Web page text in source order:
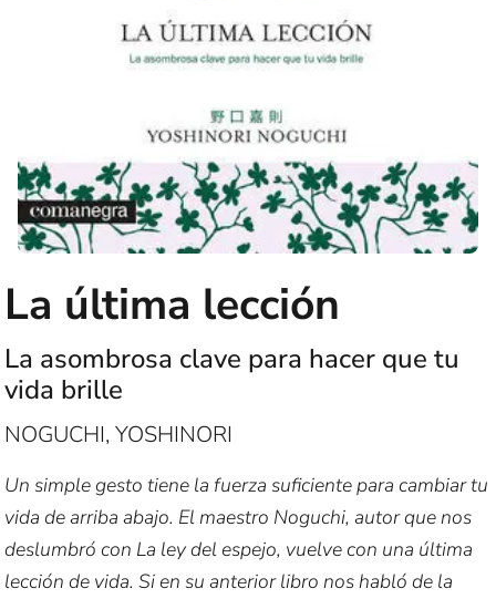
La última lección
La asombrosa clave para hacer que tu
vida brille
NOGUCHI, YOSHINORI
Un simple gesto tiene la fuerza suficiente para cambiar tu
vida de arriba abajo. El maestro Noguchi, autor que nos
deslumbró con La ley del espejo, vuelve con una última
lección de vida. Si en su anterior libro nos habló de la